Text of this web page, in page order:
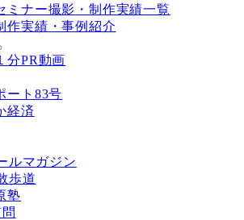
ミナー撮影・制作実績一覧
作実績・事例紹介
分PR動画
ート83号
経済
ルマガジン
歩道
塾